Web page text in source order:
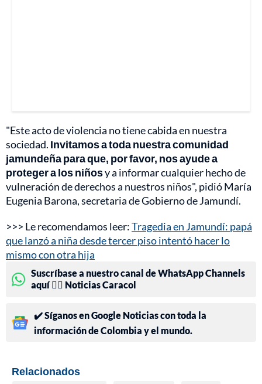
"Este acto de violencia no tiene cabida en nuestra
sociedad. Invitamos a toda nuestra comunidad
jamundeña para que, por favor, nos ayude a
proteger a los niñosy a informar cualquier hecho de
vulneración de derechos a nuestros niños", pidió María
Eugenia Barona, secretaria de Gobierno de Jamundí.
>>> Le recomendamos leer:Tragedia en Jamundí: papá
que lanzó a niña desde tercer piso intentó hacer lo
mismo con otra hija
Suscríbase a nuestro canal de WhatsApp Channels
aquí 👉🏻 Noticias Caracol
✔️ Síganos en Google Noticias con toda la
información de Colombia y el mundo.
Relacionados